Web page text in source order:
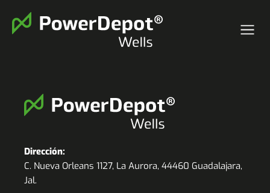
Dirección:
C. Nueva Orleans 1127, La Aurora, 44460 Guadalajara,
Jal.